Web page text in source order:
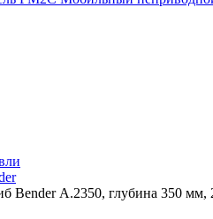
Bender А.2350, глубина 350 мм,